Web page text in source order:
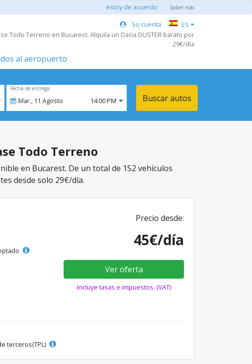
estoy de acuerdo Saber más
Su cuenta
ES
Todo Terreno en Bucarest. Alquila un Dacia DUSTER barato por
29€/día
al aeropuerto
Fecha de entrega
Mar., 11 Agosto 14:00 PM Buscar autos
Todo Terreno
en Bucarest. De un total de 152 vehículos
desde solo 29€/día.
Precio desde:
45€/día
Ver oferta
Incluye tasas e impuestos. (VAT)
terceros(TPL)